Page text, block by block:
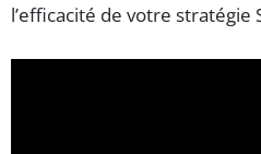
l’efficacité de votre stratégie